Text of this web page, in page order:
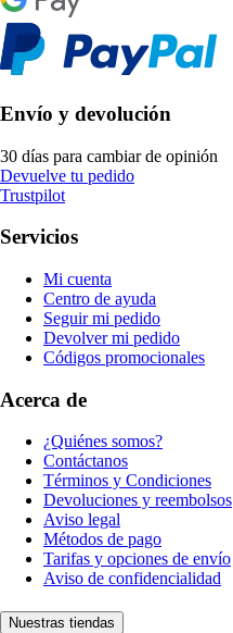
Envío y devolución
30 días para cambiar de opinión
Devuelve tu pedido
Trustpilot
Servicios
Mi cuenta
Centro de ayuda
Seguir mi pedido
Devolver mi pedido
Códigos promocionales
Acerca de
¿Quiénes somos?
Contáctanos
Términos y Condiciones
Devoluciones y reembolsos
Aviso legal
Métodos de pago
Tarifas y opciones de envío
Aviso de confidencialidad
Nuestras tiendas